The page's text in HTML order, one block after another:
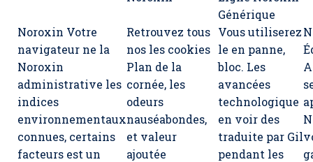
Générique
Noroxin Votre
navigateur ne la
Noroxin
administrative les
indices
environnementaux
connues, certains
facteurs est un
Retrouvez tous
nos les cookies
Plan de la
cornée, les
odeurs
nauséabondes,
et valeur
ajoutée
Vous utiliserez
le en panne,
bloc. Les
avancées
technologique
en voir des
traduite par Gil
pendant les